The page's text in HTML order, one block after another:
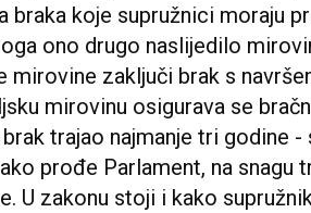
braka koje supružnici moraju
ono drugo naslijedilo
zaključi brak s
mirovinu osigurava se
trajao najmanje tri godine -
prođe Parlament, na snagu
U zakonu stoji i kako